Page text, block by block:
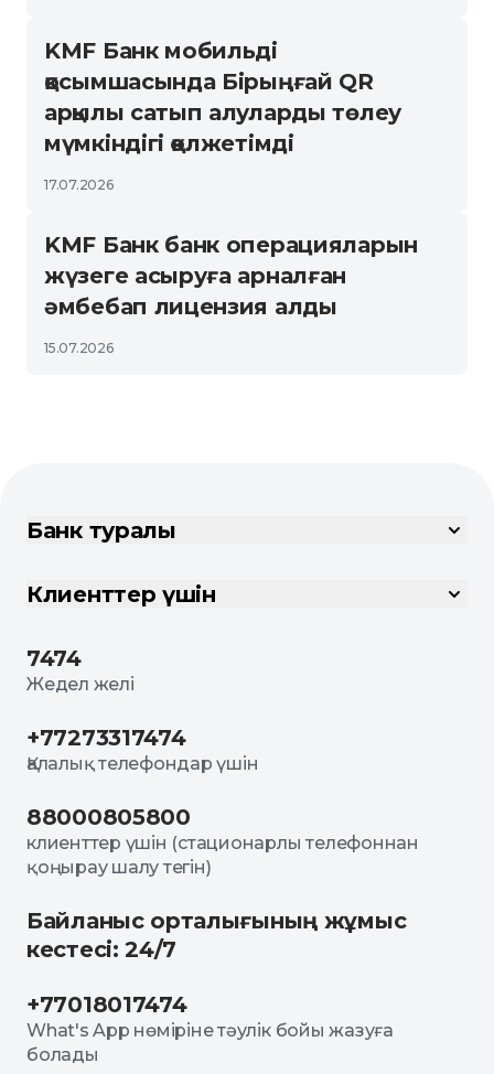
KMF Банк мобильді
қосымшасында Бірыңғай QR
арқылы сатып алуларды төлеу
мүмкіндігі қолжетімді
17.07.2026
KMF Банк банк операцияларын
жүзеге асыруға арналған
әмбебап лицензия алды
15.07.2026
Банк туралы
Клиенттер үшін
7474
Жедел желі
+77273317474
Қалалық телефондар үшін
88000805800
клиенттер үшін (стационарлы телефоннан
қоңырау шалу тегін)
Байланыс орталығының жұмыс
кестесі: 24/7
+77018017474
What's App нөміріне тәулік бойы жазуға
болады